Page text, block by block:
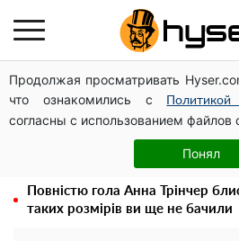
Продолжая просматривать
что ознакомились с
согласны с использованием файлов
Понял
Чи може Поштова площа стати
входу до історичного Києва
Павло Прудніков та його
у російському театрі до
Федерації профспілок
Повністю гола Анна Трінчер
таких розмірів ви ще не бачили